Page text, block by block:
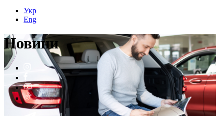
Укр
Eng
Новини